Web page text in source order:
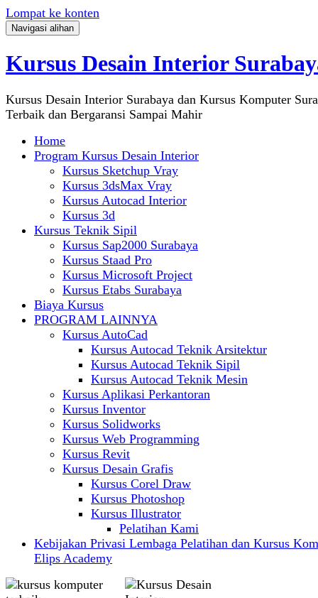
Lompat ke konten
Navigasi alihan
Kursus Desain Interior
Kursus Desain Interior Surabaya dan Kursus Komputer
Terbaik dan Bergaransi Sampai Mahir
Home
Program Kursus Desain Interior
Kursus Sketchup Vray
Kursus 3dsMax Vray
Kursus Autocad Interior
Kursus 3d
Kursus Teknik Sipil
Kursus Sap2000 Surabaya
Kursus Staad Pro
Kursus Microsoft Project
Kursus Etabs Surabaya
Biaya Kursus
PROGRAM LAINNYA
Kursus AutoCad
Kursus Autocad Teknik Arsitektur
Kursus Autocad Teknik Sipil
Kursus Autocad Teknik Mesin
Kursus Aplikasi Perkantoran
Kursus Inventor
Kursus Solidworks
Kursus Web Programming
Kursus Revit
Kursus Desain Grafis
Kursus Corel Draw
Kursus Photoshop
Kursus Illustrator
Pelatihan Kami
Kebijakan Privasi Lembaga Pelatihan dan Kursus
Elips Academy